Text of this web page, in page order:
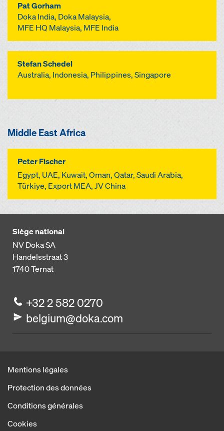
Pat Gorham
Doka India, Doka Malaysia,
MFE HQ Malaysia, MFE India
Stefan Schedel
Australia, Indonesia, Philippines, Singapore
Middle East Africa
Peter Fischer
Egypt, UAE, Kuwait, Oman, Qatar, Saudi Arabia,
Türkiye, Export MEA, JV China
Siège national
NV Doka SA
Handelsstraat 3
1740Ternat
+32 2 582 0270
belgium@doka.com
Mentions légales
Protection des données
Conditions générales
Cookies